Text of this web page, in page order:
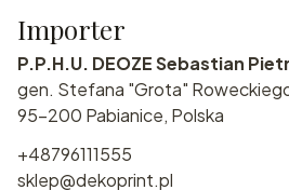
Importer
P.P.H.U. DEOZE Sebastian
gen. Stefana "Grota"
95-200 Pabianice, Polska
+48796111555
sklep@dekoprint.pl